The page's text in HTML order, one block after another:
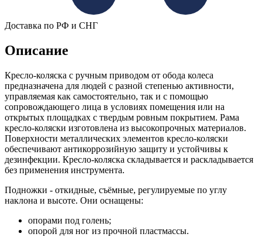
Доставка по РФ и СНГ
Описание
Кресло-коляска с ручным приводом от обода колеса
предназначена для людей с разной степенью активности,
управляемая как самостоятельно, так и с помощью
сопровождающего лица в условиях помещения или на
открытых площадках с твердым ровным покрытием. Рама
кресло-коляски изготовлена из высокопрочных материалов.
Поверхности металлических элементов кресло-коляски
обеспечивают антикоррозийную защиту и устойчивы к
дезинфекции. Кресло-коляска складывается и раскладывается
без применения инструмента.
Подножки - откидные, съёмные, регулируемые по углу
наклона и высоте. Они оснащены:
опорами под голень;
опорой для ног из прочной пластмассы.